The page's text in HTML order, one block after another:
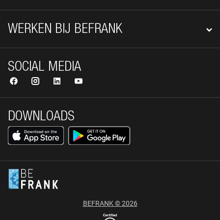
WERKEN BIJ BEFRANK
DOWNLOADS
SOCIAL MEDIA
BEFRANK © 2026